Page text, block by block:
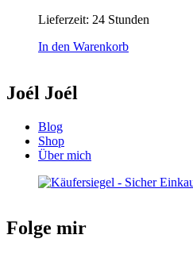
Lieferzeit: 24 Stunden
In den Warenkorb
Joél Joél
Blog
Shop
Über mich
Folge mir